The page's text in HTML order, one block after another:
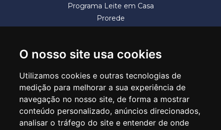
O nosso site usa cookies
Utilizamos cookies e outras tecnologias de
medição para melhorar a sua experiência de
navegação no nosso site, de forma a mostrar
conteúdo personalizado, anúncios direcionados,
analisar o tráfego do site e entender de onde
Programa Leite em Casa
Prorede
SECRETARIA DE EDUCAÇÃO
Rua Claudino Barbosa, 313 - Macedo - Guarulhos/SP CEP 07113-040